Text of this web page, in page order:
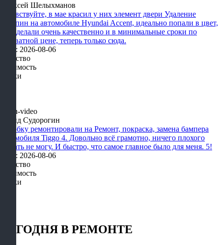
Алексей Шелыхманов
Здравствуйте, в мае красил у них элемент двери Удаление
царапин на автомобиле Hyundai Accent, идеально попали в цвет,
все сделали очень качественно и в минимальные сроки по
адекватной цене, теперь только сюда.
Дата: 2026-08-06
Качество
Стоимость
Сроки
Давид Судорогин
Коробку ремонтировали на Ремонт, покраска, замена бампера
автомобиля Tiggo 4. Довольно всё грамотно, ничего плохого
сказать не могу. И быстро, что самое главное было для меня. 5!
Дата: 2026-08-06
Качество
Стоимость
Сроки
СЕГОДНЯ В РЕМОНТЕ